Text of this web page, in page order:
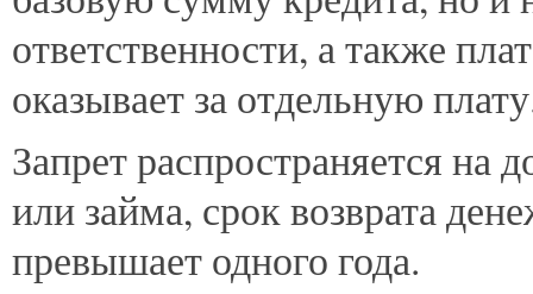
ответственности, а также
оказывает за отдельную
Запрет распространяется на
или займа, срок возврата
превышает одного года.